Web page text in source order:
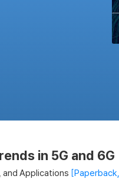
in 5G and 6G
Applications